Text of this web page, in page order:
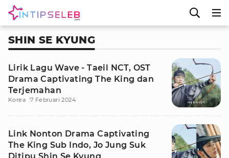
SHIN SE KYUNG
Lirik Lagu Wave - Taeil NCT, OST
Drama Captivating The King dan
Terjemahan
Korea 7 Februari 2024
Link Nonton Drama Captivating
The King Sub Indo, Jo Jung Suk